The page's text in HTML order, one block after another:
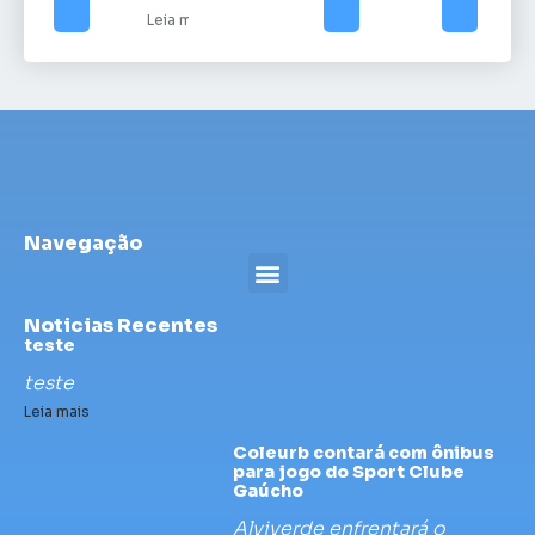
Leia mais
Navegação
Noticias Recentes
teste
teste
Leia mais
Coleurb contará com ônibus
para jogo do Sport Clube
Gaúcho
Alviverde enfrentará o